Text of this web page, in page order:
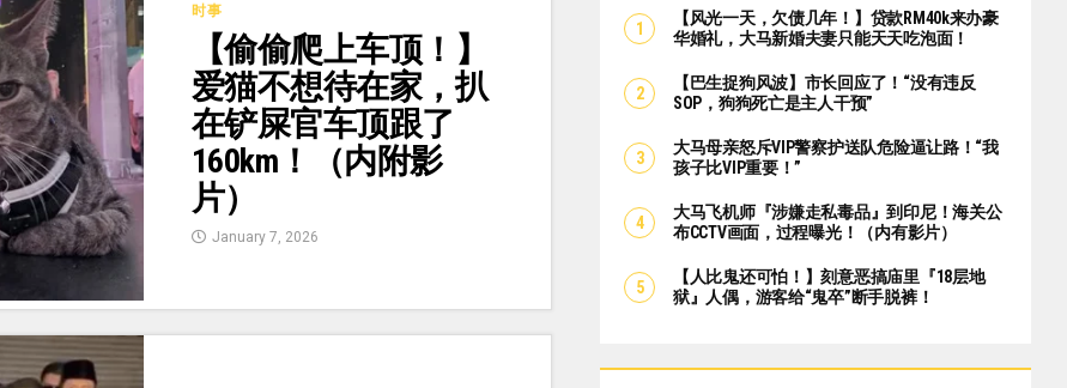
时事
【偷偷爬上车顶！】
爱猫不想待在家，扒
在铲屎官车顶跟了
160km！（内附影
片）
January 7, 2026
【风光一天，欠债几年！】贷款RM40k来办豪
华婚礼，大马新婚夫妻只能天天吃泡面！
【巴生捉狗风波】市长回应了！“没有违反
SOP，狗狗死亡是主人干预”
大马母亲怒斥VIP警察护送队危险逼让路！“我
孩子比VIP重要！”
大马飞机师『涉嫌走私毒品』到印尼！海关公
布CCTV画面，过程曝光！（内有影片）
【人比鬼还可怕！】刻意恶搞庙里『18层地
狱』人偶，游客给“鬼卒”断手脱裤！